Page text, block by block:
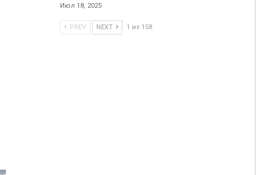
Июл 18, 2025
PREV NEXT 1 из 158